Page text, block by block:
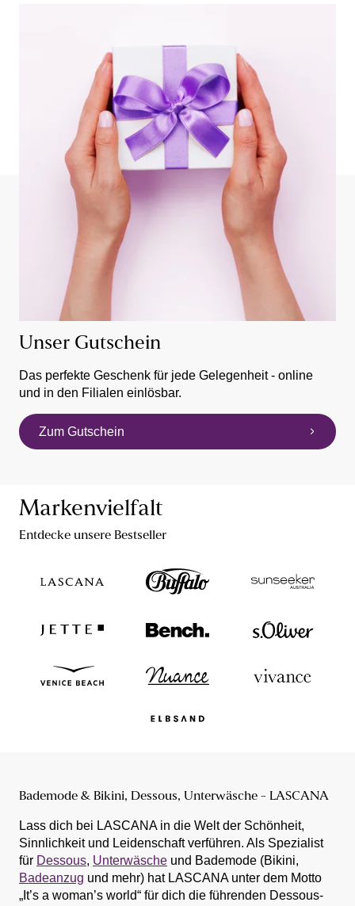
Unser Gutschein
Das perfekte Geschenk für jede Gelegenheit - online
und in den Filialen einlösbar.
Zum Gutschein
Markenvielfalt
Entdecke unsere Bestseller
Bademode & Bikini, Dessous, Unterwäsche - LASCANA
Lass dich bei LASCANA in die Welt der Schönheit,
Sinnlichkeit und Leidenschaft verführen. Als Spezialist
für Dessous, Unterwäsche und Bademode (Bikini,
Badeanzug und mehr) hat LASCANA unter dem Motto
„It’s a woman’s world“ für dich die führenden Dessous-